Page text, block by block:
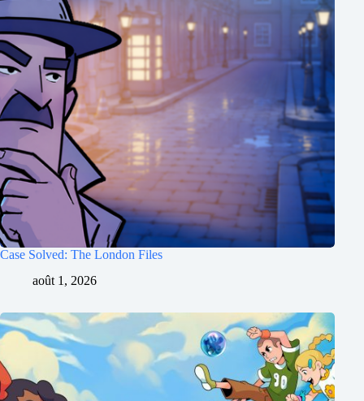
Case Solved: The London Files
août 1, 2026